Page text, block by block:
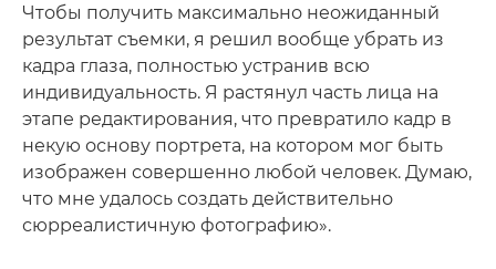
Чтобы получить максимально неожиданный
результат съемки, я решил вообще убрать из
кадра глаза, полностью устранив всю
индивидуальность. Я растянул часть лица на
этапе редактирования, что превратило кадр в
некую основу портрета, на котором мог быть
изображен совершенно любой человек. Думаю,
что мне удалось создать действительно
сюрреалистичную фотографию».